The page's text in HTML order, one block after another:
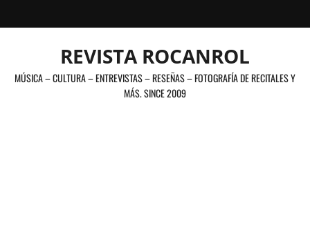
al
REVISTA ROCANROL
MÚSICA – CULTURA – ENTREVISTAS – RESEÑAS – FOTOGRAFÍA DE RECITALES Y
MÁS. SINCE 2009